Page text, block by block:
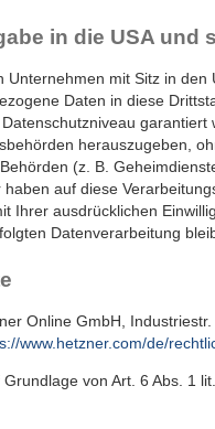
in die USA und
mit Sitz in
Daten in diese
herauszugeben,
(z. B.
auf diese
Ihrer ausdrücklichen
Datenverarbeitung
Online GmbH,
www.hetzner.com/de/
von Art. 6 Abs. 1